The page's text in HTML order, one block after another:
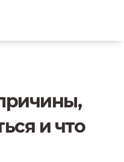
и что